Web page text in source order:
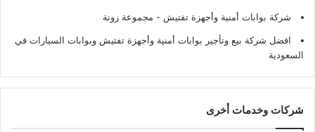
شركة بوابات أمنية وأجهزة تفتيش - مجموعة زونة
افضل شركة بيع وتأجير بوابات أمنية وأجهزة تفتيش وبوابات السيارات في
السعودية
شركات وخدمات أخرى